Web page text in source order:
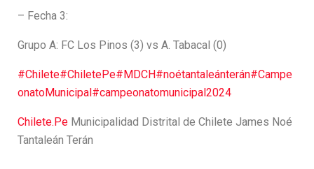
– Fecha 3:
Grupo A: FC Los Pinos (3) vs A. Tabacal (0)
#Chilete#ChiletePe#MDCH#noétantaleánterán#Campe
onatoMunicipal#campeonatomunicipal2024
Chilete.Pe Municipalidad Distrital de Chilete James Noé
Tantaleán Terán